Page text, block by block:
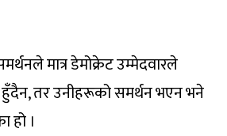
मात्र डेमोक्रेट उम्मेदवारले
तर उनीहरूको समर्थन भएन भने
हो ।